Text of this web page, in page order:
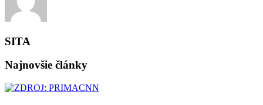
SITA
Najnovšie články